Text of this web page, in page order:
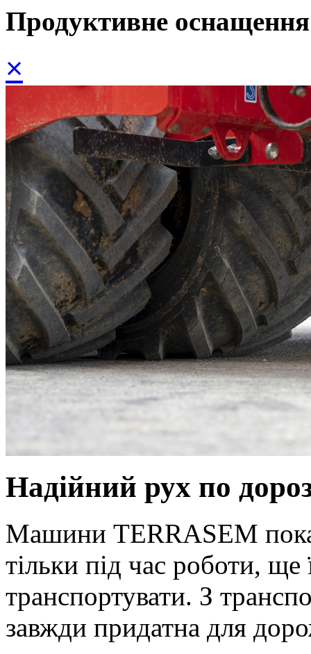
Продуктивне оснащення
×
Надійний рух по
Машини TERRASEM
тільки під час роботи, ще
транспортувати. З
завжди придатна для